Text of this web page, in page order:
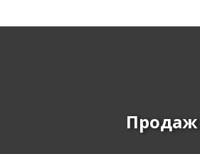
Продаж